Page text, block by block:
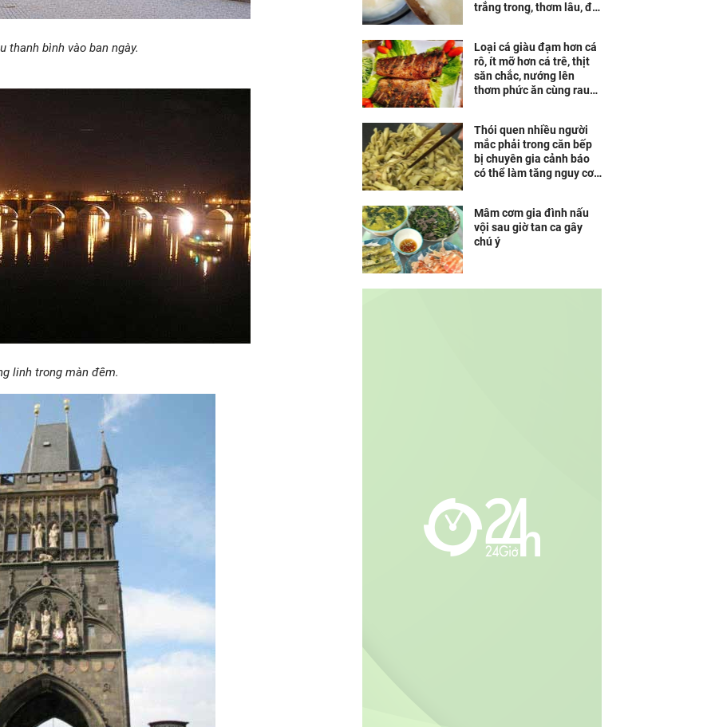
thanh bình vào ban ngày.
linh trong màn đêm.
trắng trong, thơm lâu, để
Loại cá giàu đạm hơn cá
rô, ít mỡ hơn cá trê, thịt
săn chắc, nướng lên
thơm phức ăn cùng rau
Thói quen nhiều người
mắc phải trong căn bếp
bị chuyên gia cảnh báo
có thể làm tăng nguy cơ
Mâm cơm gia đình nấu
vội sau giờ tan ca gây
chú ý